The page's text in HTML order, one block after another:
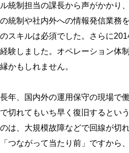
ル統制担当の課長から声がかかり
の統制や社内外への情報発信業務
のスキルは必須でした。さらに
経験しました。オペレーション体
縁かもしれません。
長年、国内外の運用保守の現場で
で切れてもいち早く復旧するとい
のは、大規模故障などで回線が切
「つながって当たり前」ですから